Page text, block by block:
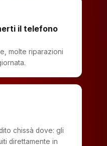
il telefono
molte riparazioni
chissà dove: gli
direttamente in